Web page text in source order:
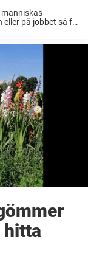
på jobbet så får
hitta